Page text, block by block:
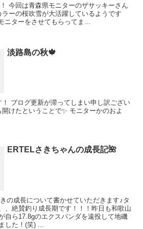
今回は青森県モニターのザサッキーさん
ーの桜吹雪が大活躍しているようです
ニターをさせてもらってま...
淡路島の秋🍁
ブログ更新が滞ってしまい申し訳ござい
けたということで✨ モニターかのおよ
ERTELさきちゃんの成長記🌺
の成長について書かせていただきます♪タ
、絶賛釣り成長期です！！！昨日も和歌山
自ら17.8gのエクスパンダを遠投して地磯
した！(笑) ...